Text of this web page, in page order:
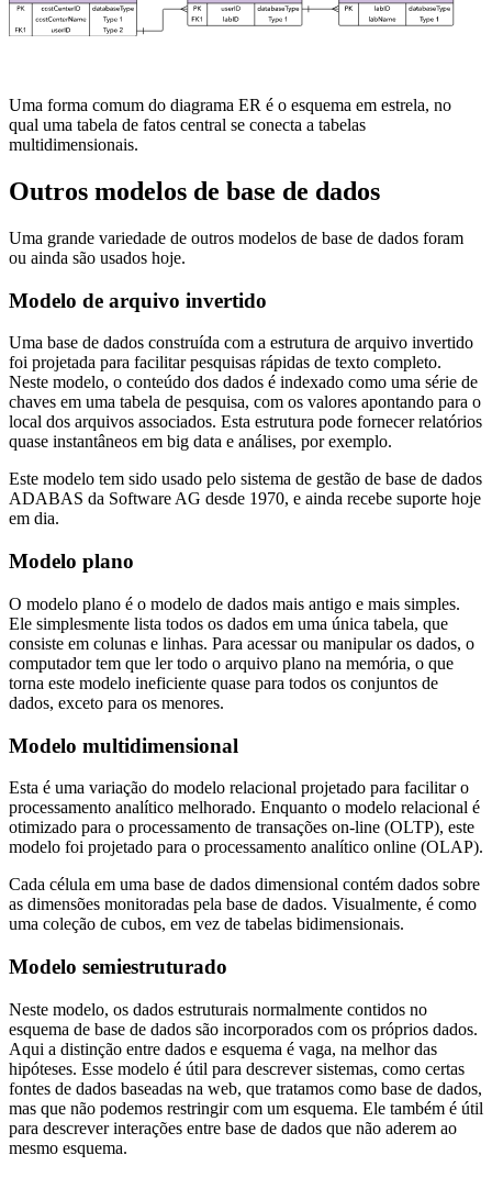
Uma forma comum do diagrama ER é o esquema em estrela, no
qual uma tabela de fatos central se conecta a tabelas
multidimensionais.
Outros modelos de base de dados
Uma grande variedade de outros modelos de base de dados foram
ou ainda são usados hoje.
Modelo de arquivo invertido
Uma base de dados construída com a estrutura de arquivo invertido
foi projetada para facilitar pesquisas rápidas de texto completo.
Neste modelo, o conteúdo dos dados é indexado como uma série de
chaves em uma tabela de pesquisa, com os valores apontando para o
local dos arquivos associados. Esta estrutura pode fornecer relatórios
quase instantâneos em big data e análises, por exemplo.
Este modelo tem sido usado pelo sistema de gestão de base de dados
ADABAS da Software AG desde 1970, e ainda recebe suporte hoje
em dia.
Modelo plano
O modelo plano é o modelo de dados mais antigo e mais simples.
Ele simplesmente lista todos os dados em uma única tabela, que
consiste em colunas e linhas. Para acessar ou manipular os dados, o
computador tem que ler todo o arquivo plano na memória, o que
torna este modelo ineficiente quase para todos os conjuntos de
dados, exceto para os menores.
Modelo multidimensional
Esta é uma variação do modelo relacional projetado para facilitar o
processamento analítico melhorado. Enquanto o modelo relacional é
otimizado para o processamento de transações on-line (OLTP), este
modelo foi projetado para o processamento analítico online (OLAP).
Cada célula em uma base de dados dimensional contém dados sobre
as dimensões monitoradas pela base de dados. Visualmente, é como
uma coleção de cubos, em vez de tabelas bidimensionais.
Modelo semiestruturado
Neste modelo, os dados estruturais normalmente contidos no
esquema de base de dados são incorporados com os próprios dados.
Aqui a distinção entre dados e esquema é vaga, na melhor das
hipóteses. Esse modelo é útil para descrever sistemas, como certas
fontes de dados baseadas na web, que tratamos como base de dados,
mas que não podemos restringir com um esquema. Ele também é útil
para descrever interações entre base de dados que não aderem ao
mesmo esquema.